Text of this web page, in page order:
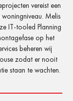
vereist een
Melis
IT-tooled Planning
op het
beheren wij
zodat er nooit
staan te wachten.